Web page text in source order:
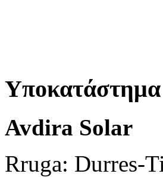
Υποκατάστημα
Avdira Solar
Rruga: Durres-